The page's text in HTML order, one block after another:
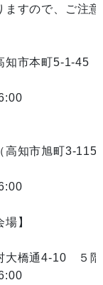
すので、ご注意
知市本町5-1-45
高知市旭町3-115
】
大橋通4-10　５